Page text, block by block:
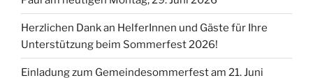
Herzlichen Dank an HelferInnen und Gäste für Ihre
Unterstützung beim Sommerfest 2026!
Einladung zum Gemeindesommerfest am 21. Juni